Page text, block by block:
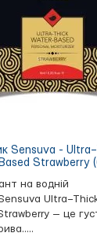
Sensuva -
Strawberry
на водній
— це густий і